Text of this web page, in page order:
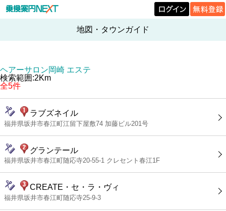
地図・タウンガイド
ヘアーサロン岡崎 エステ
検索範囲:2Km
全5件
ラブズネイル
福井県坂井市春江町江留下屋敷74 加藤ビル201号
グランテール
福井県坂井市春江町随応寺20-55-1 クレセント春江1F
CREATE・セ・ラ・ヴィ
福井県坂井市春江町随応寺25-9-3